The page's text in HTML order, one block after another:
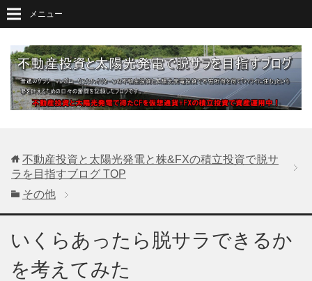
メニュー
不動産投資と太陽光発電と株&FXの積立投資で脱サ
ラを目指すブログ TOP
その他
いくらあったら脱サラできるか
を考えてみた